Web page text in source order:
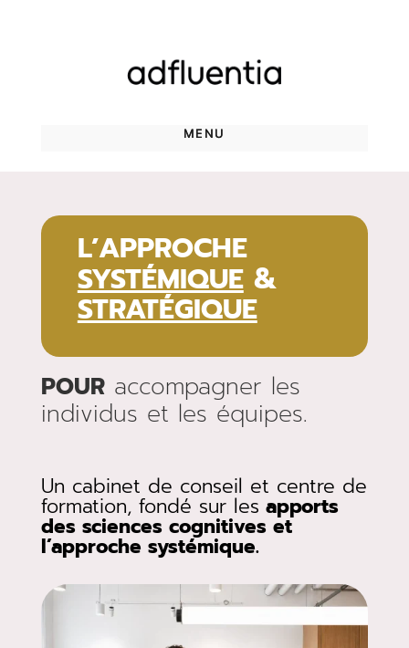
L’APPROCHE
SYSTÉMIQUE&
STRATÉGIQUE
POURaccompagner les
individus et les équipes.
Un cabinet de conseil et centre de
formation, fondé sur les apports
des sciences cognitives et
l’approche systémique.